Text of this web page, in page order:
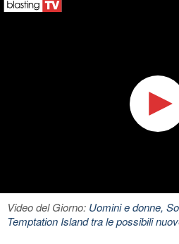
Video del Giorno: Uomini e donne,
Temptation Island tra le possibili